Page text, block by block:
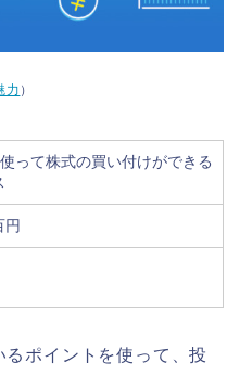
力 ）
って株式の買い付けができる
円
ポイントを使って、投